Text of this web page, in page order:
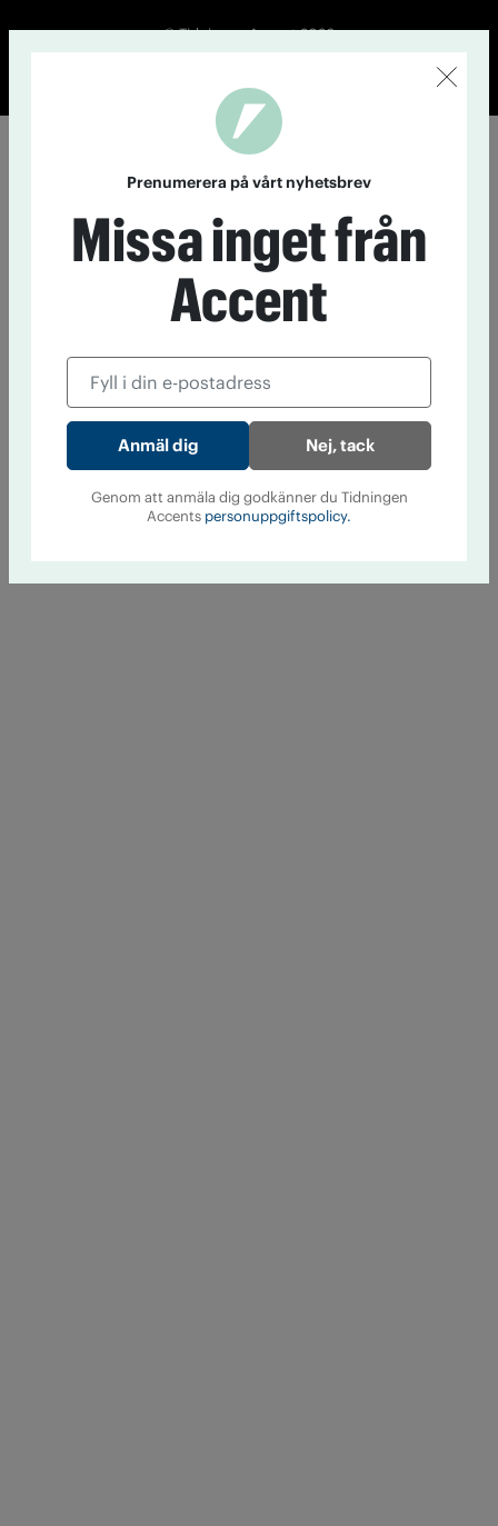
© Tidningen Accent 2026
Prenumerera på vårt nyhetsbrev
Missa inget från
Accent
Nej, tack
Genom att anmäla dig godkänner du Tidningen
Accents personuppgiftspolicy.